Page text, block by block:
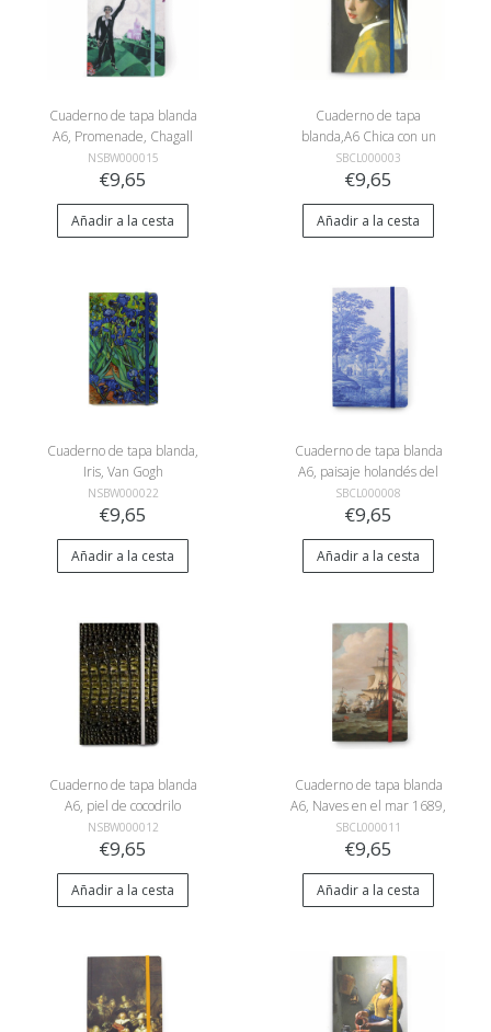
Cuaderno de tapa blanda
A6, Promenade, Chagall
NSBW000015
€9,65
Añadir a la cesta
Cuaderno de tapa
blanda,A6 Chica con un
arete de perla
SBCL000003
€9,65
Añadir a la cesta
Cuaderno de tapa blanda,
Iris, Van Gogh
NSBW000022
€9,65
Añadir a la cesta
Cuaderno de tapa blanda
A6, paisaje holandés del
río en azul de Delft
SBCL000008
€9,65
Añadir a la cesta
Cuaderno de tapa blanda
A6, piel de cocodrilo
NSBW000012
€9,65
Añadir a la cesta
Cuaderno de tapa blanda
A6, Naves en el mar 1689,
Van de Velde
SBCL000011
€9,65
Añadir a la cesta